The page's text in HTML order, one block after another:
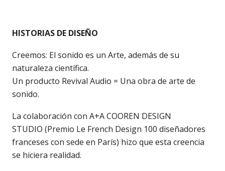
HISTORIAS DE DISEÑO
Creemos: El sonido es un Arte, además de su
naturaleza científica.
Un producto Revival Audio = Una obra de arte de
sonido.
La colaboración con A+A COOREN DESIGN
STUDIO (Premio Le French Design 100 diseñadores
franceses con sede en París) hizo que esta creencia
se hiciera realidad.